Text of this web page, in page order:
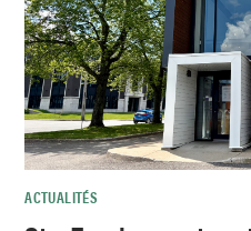
ACTUALITÉS